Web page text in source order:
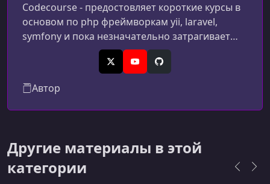
Codecourse - предостовляет короткие курсы в
основом по php фреймворкам yii, laravel,
symfony и пока незначательно затрагивает
X (Twitter)YouTubeGitHub
Автор
Другие материалы в этой
категории